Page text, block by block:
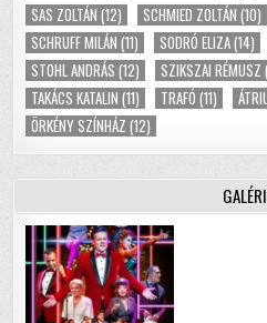
SAS ZOLTÁN (12) SCHMIED ZOLTÁN (10)
SCHRUFF MILÁN (11) SODRÓ ELIZA(14)
STOHL ANDRÁS (12) SZIKSZAI RÉMUSZ
TAKÁCS KATALIN (11) TRAFÓ (11)
ÖRKÉNY SZÍNHÁZ (12)